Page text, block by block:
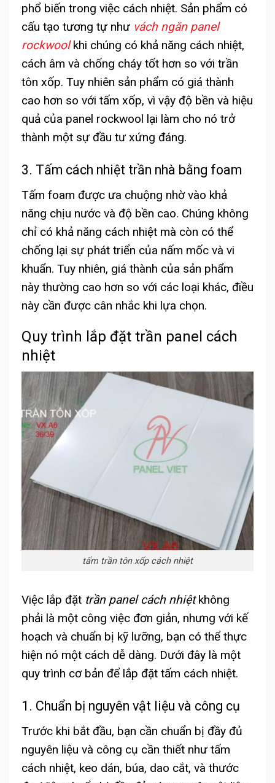
phổ biến trong việc cách nhiệt. Sản phẩm có
cấu tạo tương tự như vách ngăn panel
rockwoolkhi chúng có khả năng cách nhiệt,
cách âm và chống cháy tốt hơn so với trần
tôn xốp. Tuy nhiên sản phẩm có giá thành
cao hơn so với tấm xốp, vì vậy độ bền và hiệu
quả của panel rockwool lại làm cho nó trở
thành một sự đầu tư xứng đáng.
3. Tấm cách nhiệt trần nhà bằng foam
Tấm foam được ưa chuộng nhờ vào khả
năng chịu nước và độ bền cao. Chúng không
chỉ có khả năng cách nhiệt mà còn có thể
chống lại sự phát triển của nấm mốc và vi
khuẩn. Tuy nhiên, giá thành của sản phẩm
này thường cao hơn so với các loại khác, điều
này cần được cân nhắc khi lựa chọn.
Quy trình lắp đặt trần panel cách
nhiệt
tấm trần tôn xốp cách nhiệt
Việc lắp đặt trần panel cách nhiệtkhông
phải là một công việc đơn giản, nhưng với kế
hoạch và chuẩn bị kỹ lưỡng, bạn có thể thực
hiện nó một cách dễ dàng. Dưới đây là một
quy trình cơ bản để lắp đặt tấm cách nhiệt.
1. Chuẩn bị nguyên vật liệu và công cụ
Trước khi bắt đầu, bạn cần chuẩn bị đầy đủ
nguyên liệu và công cụ cần thiết như tấm
cách nhiệt, keo dán, búa, dao cắt, và thước